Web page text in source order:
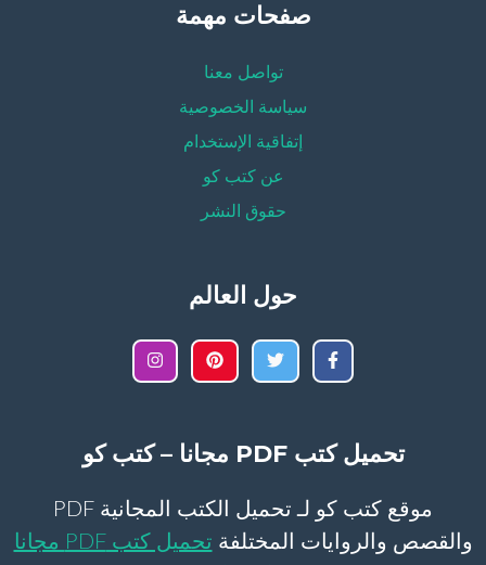
صفحات مهمة
تواصل معنا
سياسة الخصوصية
إتفاقية الإستخدام
عن كتب كو
حقوق النشر
حول العالم
تحميل كتب PDF مجانا – كتب كو
موقع كتب كو لـ تحميل الكتب المجانية PDF
والقصص والروايات المختلفة
تحميل كتب PDF مجانا